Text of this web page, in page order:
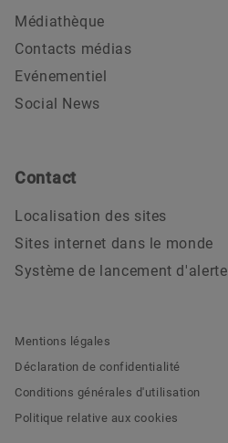
Médiathèque
Contacts médias
Evénementiel
Social News
Contact
Localisation des sites
Sites internet dans le monde
Système de lancement d'alerte
Mentions légales
Déclaration de confidentialité
Conditions générales d'utilisation
Politique relative aux cookies